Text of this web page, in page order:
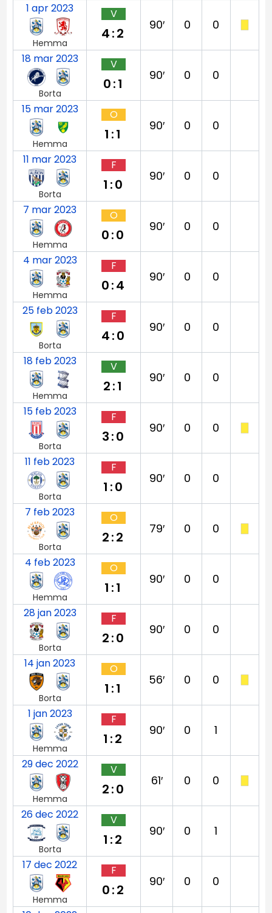
1 apr 2023
Hemma
V
4:2
90′ 0 0
18 mar 2023
Borta
V
0:1
90′ 0 0
15 mar 2023
Hemma
O
1:1
90′ 0 0
11 mar 2023
Borta
F
1:0
90′ 0 0
7 mar 2023
Hemma
O
0:0
90′ 0 0
4 mar 2023
Hemma
F
0:4
90′ 0 0
25 feb 2023
Borta
F
4:0
90′ 0 0
18 feb 2023
Hemma
V
2:1
90′ 0 0
15 feb 2023
Borta
F
3:0
90′ 0 0
11 feb 2023
Borta
F
1:0
90′ 0 0
7 feb 2023
Borta
O
2:2
79′ 0 0
4 feb 2023
Hemma
O
1:1
90′ 0 0
28 jan 2023
Borta
F
2:0
90′ 0 0
14 jan 2023
Borta
O
1:1
56′ 0 0
1 jan 2023
Hemma
F
1:2
90′ 0 1
29 dec 2022
Hemma
V
2:0
61′ 0 0
26 dec 2022
Borta
V
1:2
90′ 0 1
17 dec 2022
Hemma
F
0:2
90′ 0 0